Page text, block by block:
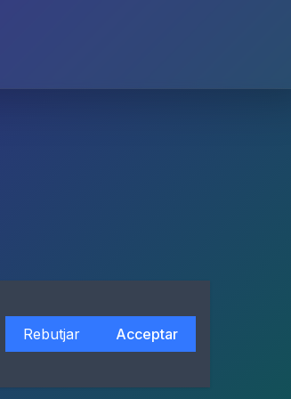
Rebutjar Acceptar